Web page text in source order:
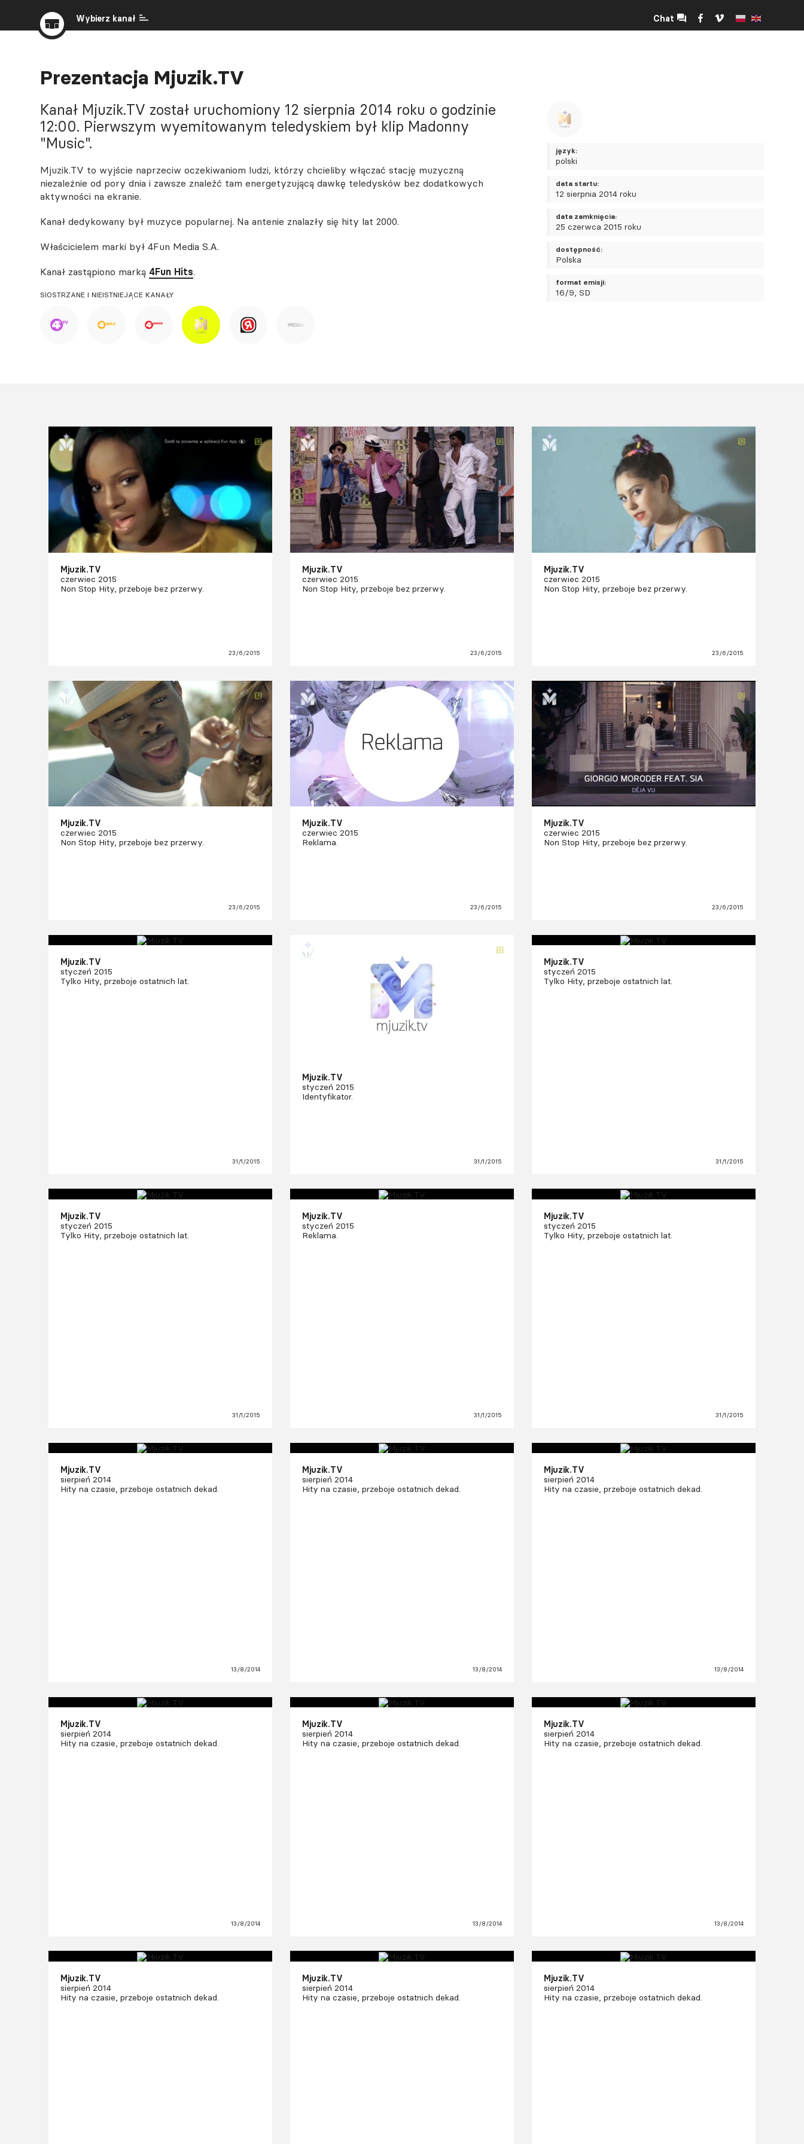
Wybierz kanał Chat
Prezentacja Mjuzik.TV
Kanał Mjuzik.TV został uruchomiony 12 sierpnia 2014 roku o godzinie
12:00. Pierwszym wyemitowanym teledyskiem był klip Madonny
"Music".
Mjuzik.TV to wyjście naprzeciw oczekiwaniom ludzi, którzy chcieliby włączać stację muzyczną
niezależnie od pory dnia i zawsze znaleźć tam energetyzującą dawkę teledysków bez dodatkowych
aktywności na ekranie.
Kanał dedykowany był muzyce popularnej. Na antenie znalazły się hity lat 2000.
Właścicielem marki był 4Fun Media S.A.
Kanał zastąpiono marką 4Fun Hits.
język:
polski
data startu:
12 sierpnia 2014 roku
data zamknięcia:
25 czerwca 2015 roku
dostępność:
Polska
format emisji:
16/9, SD
SIOSTRZANE I NIEISTNIEJĄCE KANAŁY
Mjuzik.TV
czerwiec 2015
Non Stop Hity, przeboje bez przerwy.
23/6/2015
Mjuzik.TV
czerwiec 2015
Non Stop Hity, przeboje bez przerwy.
23/6/2015
Mjuzik.TV
czerwiec 2015
Non Stop Hity, przeboje bez przerwy.
23/6/2015
Mjuzik.TV
czerwiec 2015
Non Stop Hity, przeboje bez przerwy.
23/6/2015
Mjuzik.TV
czerwiec 2015
Reklama.
23/6/2015
Mjuzik.TV
czerwiec 2015
Non Stop Hity, przeboje bez przerwy.
23/6/2015
Mjuzik.TV
styczeń 2015
Tylko Hity, przeboje ostatnich lat.
31/1/2015
Mjuzik.TV
styczeń 2015
Identyfikator.
31/1/2015
Mjuzik.TV
styczeń 2015
Tylko Hity, przeboje ostatnich lat.
31/1/2015
Mjuzik.TV
styczeń 2015
Tylko Hity, przeboje ostatnich lat.
31/1/2015
Mjuzik.TV
styczeń 2015
Reklama.
31/1/2015
Mjuzik.TV
styczeń 2015
Tylko Hity, przeboje ostatnich lat.
31/1/2015
Mjuzik.TV
sierpień 2014
Hity na czasie, przeboje ostatnich dekad.
13/8/2014
Mjuzik.TV
sierpień 2014
Hity na czasie, przeboje ostatnich dekad.
13/8/2014
Mjuzik.TV
sierpień 2014
Hity na czasie, przeboje ostatnich dekad.
13/8/2014
Mjuzik.TV
sierpień 2014
Hity na czasie, przeboje ostatnich dekad.
13/8/2014
Mjuzik.TV
sierpień 2014
Hity na czasie, przeboje ostatnich dekad.
13/8/2014
Mjuzik.TV
sierpień 2014
Hity na czasie, przeboje ostatnich dekad.
13/8/2014
Mjuzik.TV
sierpień 2014
Hity na czasie, przeboje ostatnich dekad.
Mjuzik.TV
sierpień 2014
Hity na czasie, przeboje ostatnich dekad.
Mjuzik.TV
sierpień 2014
Hity na czasie, przeboje ostatnich dekad.